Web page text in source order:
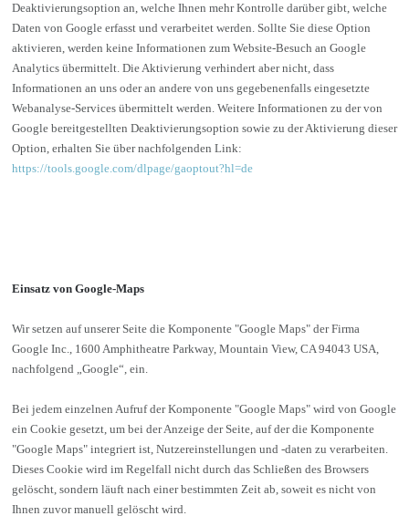
Deaktivierungsoption an, welche Ihnen mehr Kontrolle darüber gibt, welche
Daten von Google erfasst und verarbeitet werden. Sollte Sie diese Option
aktivieren, werden keine Informationen zum Website-Besuch an Google
Analytics übermittelt. Die Aktivierung verhindert aber nicht, dass
Informationen an uns oder an andere von uns gegebenenfalls eingesetzte
Webanalyse-Services übermittelt werden. Weitere Informationen zu der von
Google bereitgestellten Deaktivierungsoption sowie zu der Aktivierung dieser
Option, erhalten Sie über nachfolgenden Link:
https://tools.google.com/dlpage/gaoptout?hl=de
Einsatz von Google-Maps
Wir setzen auf unserer Seite die Komponente "Google Maps" der Firma
Google Inc., 1600 Amphitheatre Parkway, Mountain View, CA 94043 USA,
nachfolgend „Google“, ein.
Bei jedem einzelnen Aufruf der Komponente "Google Maps" wird von Google
ein Cookie gesetzt, um bei der Anzeige der Seite, auf der die Komponente
"Google Maps" integriert ist, Nutzereinstellungen und -daten zu verarbeiten.
Dieses Cookie wird im Regelfall nicht durch das Schließen des Browsers
gelöscht, sondern läuft nach einer bestimmten Zeit ab, soweit es nicht von
Ihnen zuvor manuell gelöscht wird.